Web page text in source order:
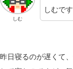
しむ
しむです
昨日寝るのが遅くて